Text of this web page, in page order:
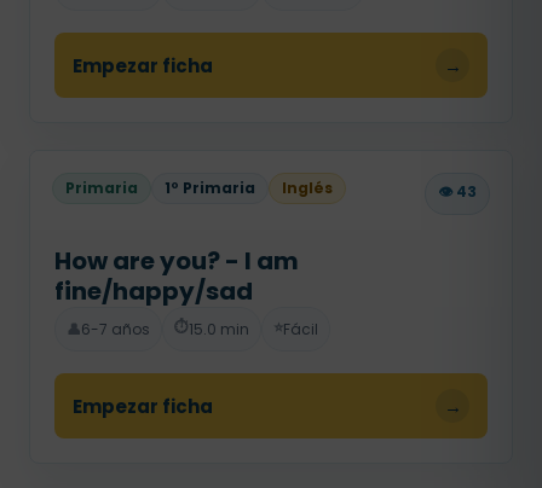
Empezar ficha →
Primaria 1º Primaria Inglés 👁️ 43
How are you? - I am
fine/happy/sad
👤6-7 años ⏱️15.0 min ⭐Fácil
Empezar ficha →